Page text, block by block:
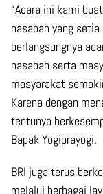
“Acara ini kami
nasabah yang
berlangsungnya
nasabah serta
masyarakat
Karena dengan
tentunya
Bapak Yogiprayogi.
BRI juga terus
melalui berbagai